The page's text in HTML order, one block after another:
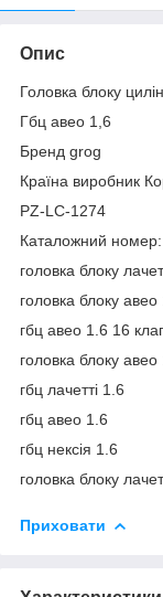
Опис
Головка блоку
Гбц авео 1,6
Бренд grog
Країна виробник
PZ-LC-1274
Каталожний
головка блоку
головка блоку авео
гбц авео 1.6 16
головка блоку
гбц лачетті 1.6
гбц авео 1.6
гбц нексія 1.6
головка блоку
Приховати